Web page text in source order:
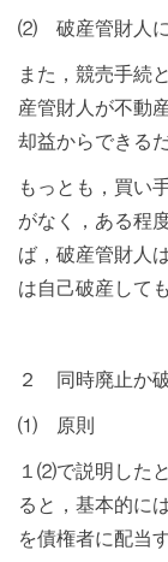
⑵ 破産管財人に
また，競売手続
産管財人が不動
却益からできる
もっとも，買い
がなく，ある程
ば，破産管財人
は自己破産して
２ 同時廃止か
⑴ 原則
１⑵で説明した
ると，基本的に
を債権者に配当